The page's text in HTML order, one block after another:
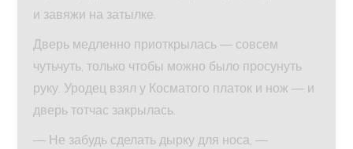
и завяжи на затылке.
Дверь медленно приоткрылась — совсем
чутьчуть, только чтобы можно было просунуть
руку. Уродец взял у Косматого платок и нож — и
дверь тотчас закрылась.
— Не забудь сделать дырку для носа, —